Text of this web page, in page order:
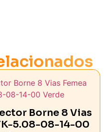
Borne 8 Vias
5.08-08-14-00